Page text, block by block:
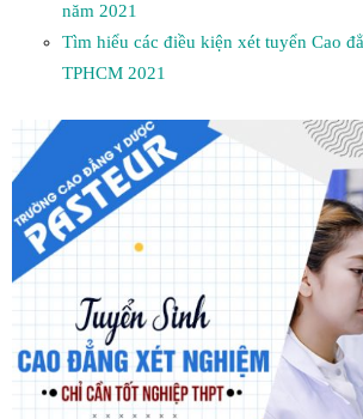
năm 2021
Tìm hiểu các điều kiện xét tuyển Cao
TPHCM 2021